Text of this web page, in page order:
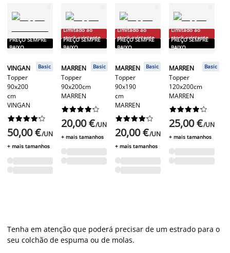
PREÇO SEMPRE
BAIXO
VINGAN
Topper
90x200
cm
VINGAN
Basic






50,00 €/UN
+ mais tamanhos
Limitado ao
stock existente
PREÇO SEMPRE
BAIXO
MARREN
Topper
90x200cm
MARREN
Basic






20,00 €/UN
+ mais tamanhos
Limitado ao
stock existente
PREÇO SEMPRE
BAIXO
MARREN
Topper
90x190
cm
MARREN
Basic






20,00 €/UN
+ mais tamanhos
Limitado ao
stock existente
PREÇO SEMPRE
BAIXO
MARREN
Topper
120x200cm
MARREN
Basic






25,00 €/UN
+ mais tamanhos
Tenha em atenção que poderá precisar de um estrado para o
seu colchão de espuma ou de molas.